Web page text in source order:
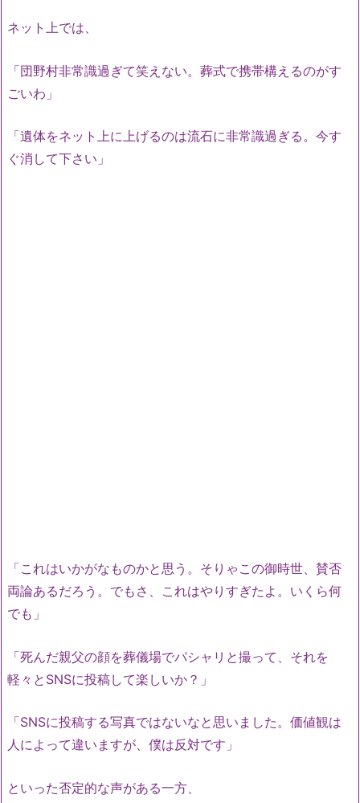
ネット上では、
「団野村非常識過ぎて笑えない。葬式で携帯構えるのがす
ごいわ」
「遺体をネット上に上げるのは流石に非常識過ぎる。今す
ぐ消して下さい」
「これはいかがなものかと思う。そりゃこの御時世、賛否
両論あるだろう。でもさ、これはやりすぎたよ。いくら何
でも」
「死んだ親父の顔を葬儀場でパシャリと撮って、それを
軽々とSNSに投稿して楽しいか？」
「SNSに投稿する写真ではないなと思いました。価値観は
人によって違いますが、僕は反対です」
といった否定的な声がある一方、